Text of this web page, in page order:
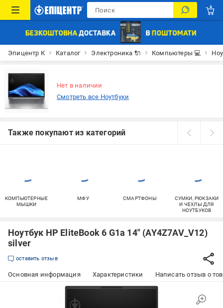
Эпицентр К Каталог Электроника 🔌 Компьютеры 💻
Нет в наличии
Смотреть все Ноутбуки
Также покупают из категорий
КОМПЬЮТЕРНЫЕ
МЫШКИ
МФУ СМАРТФОНЫ
СУМКИ, РЮКЗАКИ
И ЧЕХЛЫ ДЛЯ
НОУТБУКОВ
Ноутбук HP EliteBook 6 G1a 14" (AY4Z7AV_V12)
silver
оставить отзыв
Основная информация Характеристики Написать отзыв о